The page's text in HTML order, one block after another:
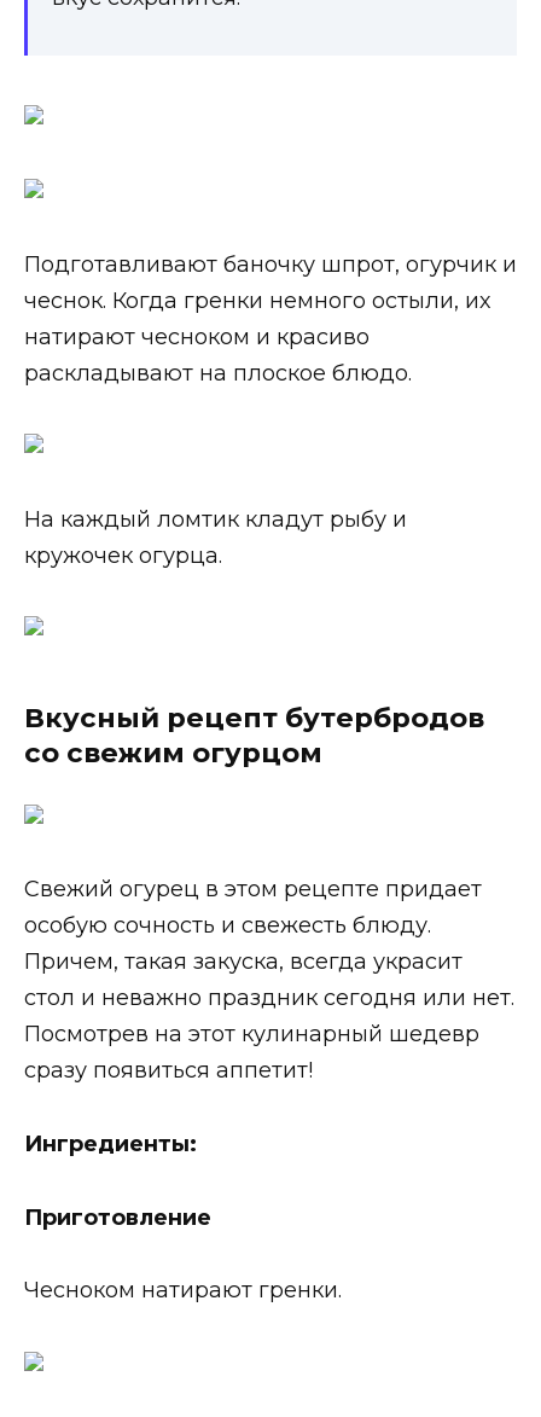
Подготавливают баночку шпрот, огурчик и
чеснок. Когда гренки немного остыли, их
натирают чесноком и красиво
раскладывают на плоское блюдо.
На каждый ломтик кладут рыбу и
кружочек огурца.
Вкусный рецепт бутербродов
со свежим огурцом
Свежий огурец в этом рецепте придает
особую сочность и свежесть блюду.
Причем, такая закуска, всегда украсит
стол и неважно праздник сегодня или нет.
Посмотрев на этот кулинарный шедевр
сразу появиться аппетит!
Ингредиенты:
Приготовление
Чесноком натирают гренки.